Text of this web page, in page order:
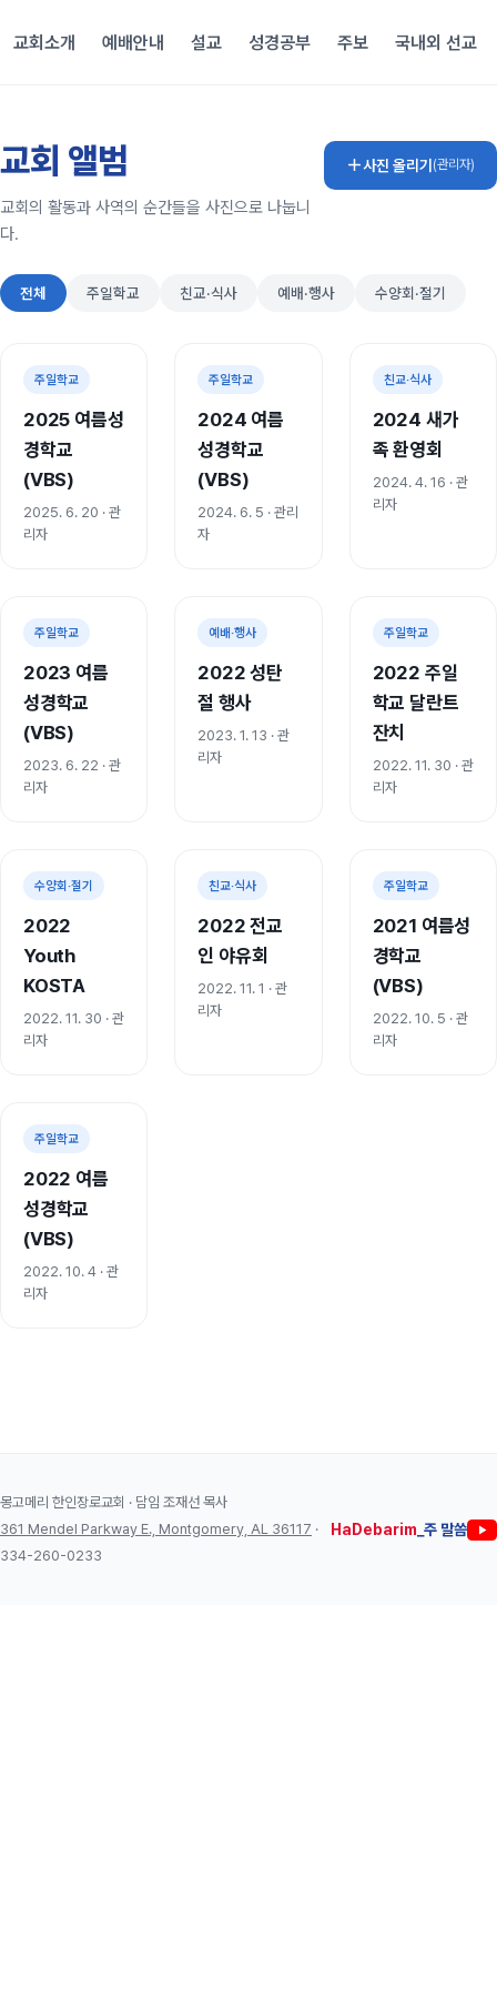
교회소개 예배안내 설교 성경공부 주보 국내외 선교
교회 앨범
교회의 활동과 사역의 순간들을 사진으로 나눕니
다.
사진 올리기(관리자)
전체 주일학교 친교·식사 예배·행사 수양회·절기
주일학교
2025 여름성
경학교
(VBS)
2025. 6. 20 · 관
리자
주일학교
2024 여름
성경학교
(VBS)
2024. 6. 5 · 관리
자
친교·식사
2024 새가
족 환영회
2024. 4. 16 · 관
리자
주일학교
2023 여름
성경학교
(VBS)
2023. 6. 22 · 관
리자
예배·행사
2022 성탄
절 행사
2023. 1. 13 · 관
리자
주일학교
2022 주일
학교 달란트
잔치
2022. 11. 30 · 관
리자
수양회·절기
2022
Youth
KOSTA
2022. 11. 30 · 관
리자
친교·식사
2022 전교
인 야유회
2022. 11. 1 · 관
리자
주일학교
2021 여름성
경학교
(VBS)
2022. 10. 5 · 관
리자
주일학교
2022 여름
성경학교
(VBS)
2022. 10. 4 · 관
리자
몽고메리 한인장로교회 · 담임 조재선 목사
361 Mendel Parkway E., Montgomery, AL 36117 ·
334-260-0233
HaDebarim _주 말씀